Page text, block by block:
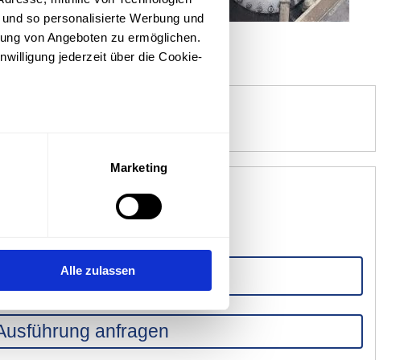
so personalisierte Werbung und
von Angeboten zu ermöglichen.
jederzeit über die Cookie-
Sie Ihre Präferenzen im
Abschnitt
personalisierte Werbung und
von Angeboten zu ermöglichen.
jederzeit über die Cookie-
Marketing
Alle zulassen
anfragen